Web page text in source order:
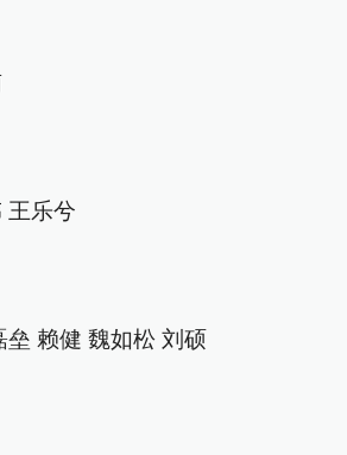
王乐兮
垒 赖健 魏如松 刘硕